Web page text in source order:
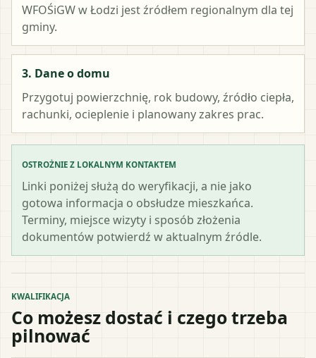
WFOŚiGW w Łodzi jest źródłem regionalnym dla tej
gminy.
3. Dane o domu
Przygotuj powierzchnię, rok budowy, źródło ciepła,
rachunki, ocieplenie i planowany zakres prac.
OSTROŻNIE Z LOKALNYM KONTAKTEM
Linki poniżej służą do weryfikacji, a nie jako
gotowa informacja o obsłudze mieszkańca.
Terminy, miejsce wizyty i sposób złożenia
dokumentów potwierdź w aktualnym źródle.
KWALIFIKACJA
Co możesz dostać i czego trzeba
pilnować